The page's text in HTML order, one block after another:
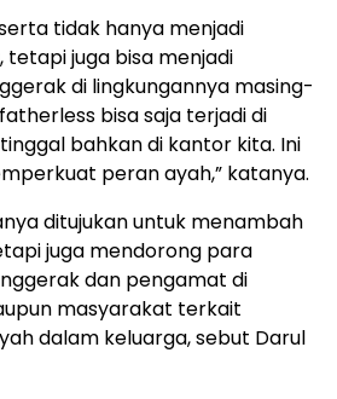
tidak hanya menjadi
juga bisa menjadi
di lingkungannya masing-
bisa saja terjadi di
bahkan di kantor kita. Ini
peran ayah,” katanya.
ditujukan untuk menambah
juga mendorong para
dan pengamat di
masyarakat terkait
dalam keluarga, sebut Darul